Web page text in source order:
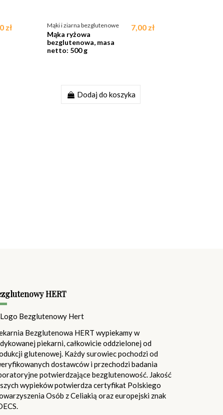
zł Mąki i ziarna bezglutenowe
Mąka ryżowa
bezglutenowa, masa
netto: 500 g
7,00 zł
Dodaj do koszyka
HERT
Bezglutenowa HERT wypiekamy w
piekarni, całkowicie oddzielonej od
glutenowej. Każdy surowiec pochodzi od
dostawców i przechodzi badania
potwierdzające bezglutenowość. Jakość
wypieków potwierdza certyfikat Polskiego
Osób z Celiakią oraz europejski znak